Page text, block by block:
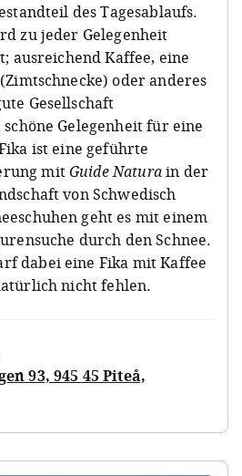
des Tagesablaufs.
zu jeder Gelegenheit
ausreichend Kaffee, eine
oder anderes
Gesellschaft
Gelegenheit für eine
ist eine geführte
mitGuide Naturain der
von Schwedisch
geht es mit einem
durch den Schnee.
dabei eine Fika mit Kaffee
nicht fehlen.
93, 945 45 Piteå,